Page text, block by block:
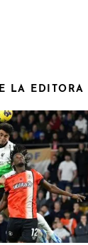
LA EDITORA